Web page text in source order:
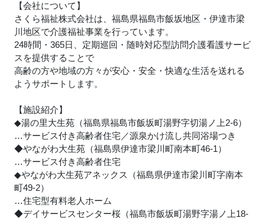
【会社について】
さくら福祉株式会社は、福島県福島市飯坂地区・伊達市梁
川地区で介護福祉事業を行っています。
24時間・365日、定期巡回・随時対応型訪問介護看護サービ
スを提供することで
高齢の方や地域の方々が安心・安全・快適な生活を送れる
ようサポートします。
【施設紹介】
◆湯の里大生苑（福島県福島市飯坂町湯野字切湯ノ上2-6）
…サービス付き高齢者住宅／源泉かけ流し共同浴場つき
◆やながわ大生苑（福島県伊達市梁川町南本町46-1）
…サービス付き高齢者住宅
◆やながわ大生苑アネックス（福島県伊達市梁川町字南本
町49-2）
…住宅型有料老人ホーム
◆デイサービスセンター桜（福島市飯坂町湯野字湯ノ上18-